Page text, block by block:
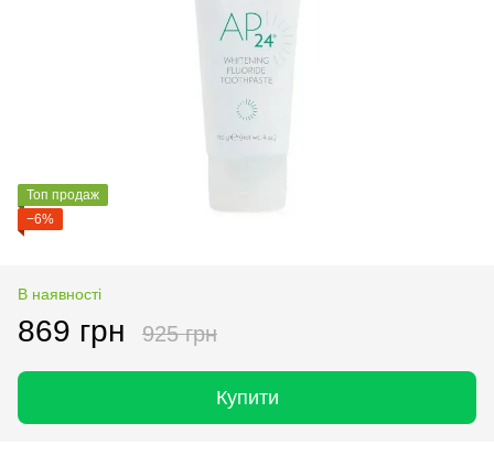
Топ продаж
−6%
В наявності
869 грн 925 грн
Купити